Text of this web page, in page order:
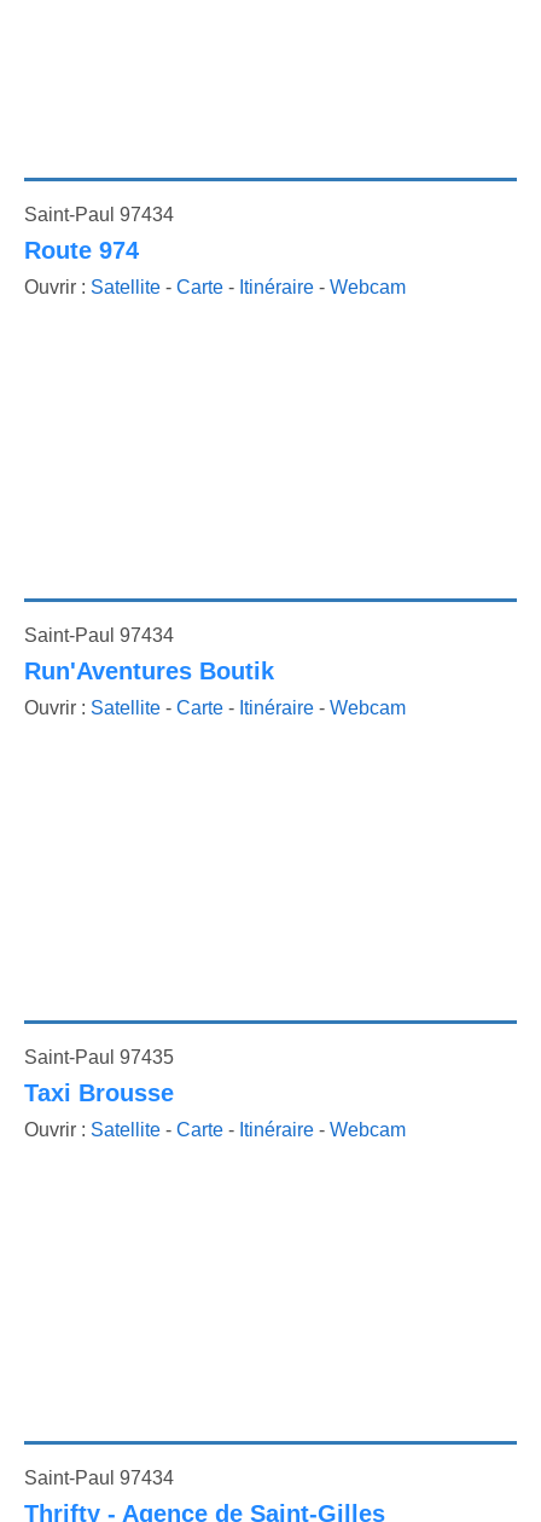
Saint-Paul 97434
Route 974
Ouvrir : Satellite - Carte - Itinéraire - Webcam
Saint-Paul 97434
Run'Aventures Boutik
Ouvrir : Satellite - Carte - Itinéraire - Webcam
Saint-Paul 97435
Taxi Brousse
Ouvrir : Satellite - Carte - Itinéraire - Webcam
Saint-Paul 97434
Thrifty - Agence de Saint-Gilles